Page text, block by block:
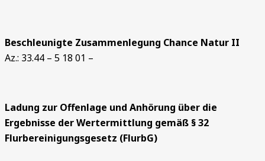
Beschleunigte Zusammenlegung Chance Natur II
Az.: 33.44 – 5 18 01 –
Ladung zur Offenlage und Anhörung über die
Ergebnisse der Wertermittlung gemäß § 32
Flurbereinigungsgesetz (FlurbG)